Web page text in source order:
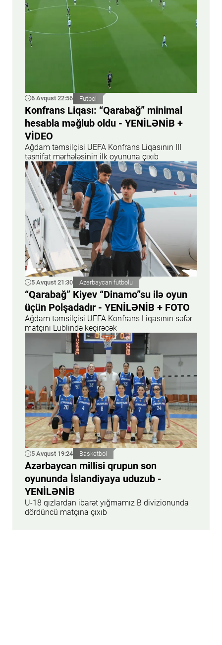
6 Avqust 22:56 Futbol
Konfrans Liqası: “Qarabağ” minimal
hesabla məğlub oldu - YENİLƏNİB +
VİDEO
Ağdam təmsilçisi UEFA Konfrans Liqasının III
təsnifat mərhələsinin ilk oyununa çıxıb
5 Avqust 21:30 Azərbaycan futbolu
“Qarabağ” Kiyev “Dinamo”su ilə oyun
üçün Polşadadır - YENİLƏNİB + FOTO
Ağdam təmsilçisi UEFA Konfrans Liqasının səfər
matçını Lublində keçirəcək
5 Avqust 19:24 Basketbol
Azərbaycan millisi qrupun son
oyununda İslandiyaya uduzub -
YENİLƏNİB
U-18 qızlardan ibarət yığmamız B divizionunda
dördüncü matçına çıxıb